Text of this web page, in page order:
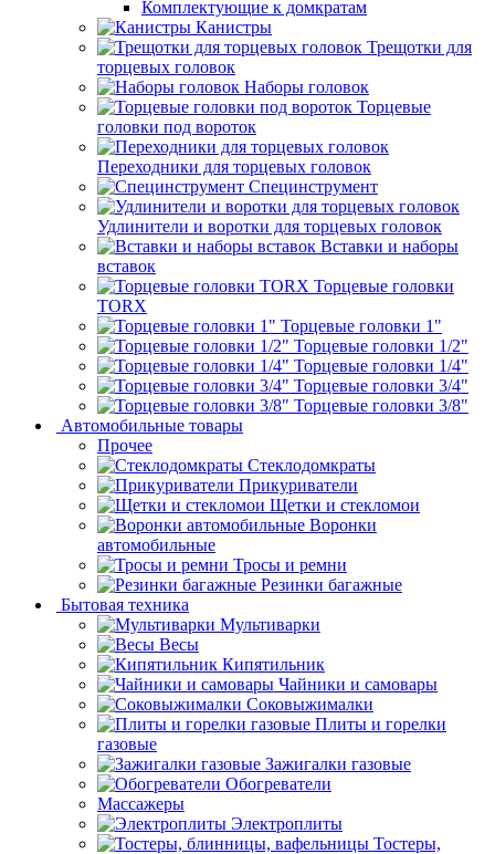
Комплектующие к домкратам
Канистры
Трещотки для
торцевых головок
Наборы головок
Торцевые
головки под вороток
Переходники для торцевых головок
Специнструмент
Удлинители и воротки для торцевых головок
Вставки и наборы
вставок
Торцевые головки
TORX
Торцевые головки 1"
Торцевые головки 1/2"
Торцевые головки 1/4"
Торцевые головки 3/4"
Торцевые головки 3/8"
Автомобильные товары
Прочее
Стеклодомкраты
Прикуриватели
Щетки и стекломои
Воронки
автомобильные
Тросы и ремни
Резинки багажные
Бытовая техника
Мультиварки
Весы
Кипятильник
Чайники и самовары
Соковыжималки
Плиты и горелки
газовые
Зажигалки газовые
Обогреватели
Массажеры
Электроплиты
Тостеры,